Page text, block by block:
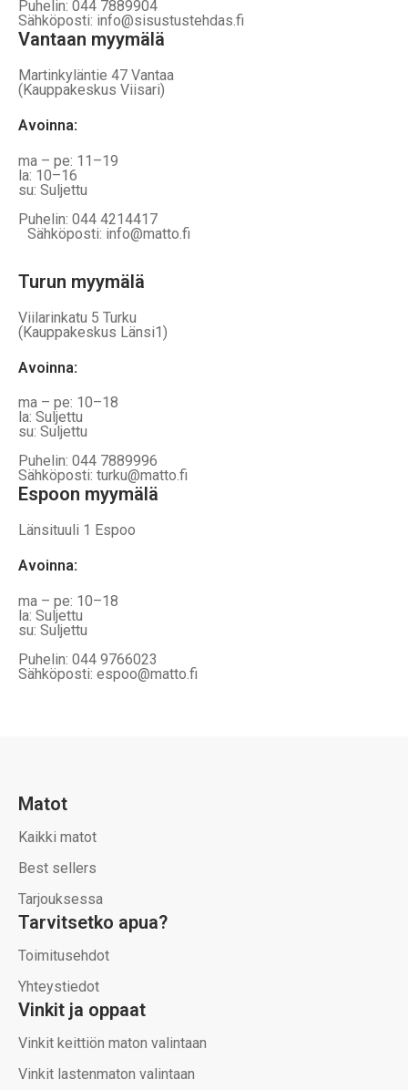
Puhelin: 044 7889904
Sähköposti: info@sisustustehdas.fi
Vantaan myymälä
Martinkyläntie 47 Vantaa
(Kauppakeskus Viisari)
Avoinna:
ma – pe: 11–19
la: 10–16
su: Suljettu
Puhelin: 044 4214417
Sähköposti: info@matto.fi
Turun myymälä
Viilarinkatu 5 Turku
(Kauppakeskus Länsi1)
Avoinna:
ma – pe: 10–18
la: Suljettu
su: Suljettu
Puhelin: 044 7889996
Sähköposti: turku@matto.fi
Espoon myymälä
Länsituuli 1 Espoo
Avoinna:
ma – pe: 10–18
la: Suljettu
su: Suljettu
Puhelin: 044 9766023
Sähköposti: espoo@matto.fi
Matot
Kaikki matot
Best sellers
Tarjouksessa
Tarvitsetko apua?
Toimitusehdot
Yhteystiedot
Vinkit ja oppaat
Vinkit keittiön maton valintaan
Vinkit lastenmaton valintaan